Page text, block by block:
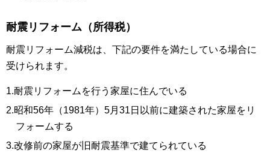
耐震リフォーム（所得税）
耐震リフォーム減税は、下記の要件を満たしている場合に
受けられます。
1.耐震リフォームを行う家屋に住んでいる
2.昭和56年（1981年）5月31日以前に建築された家屋をリ
フォームする
3.改修前の家屋が旧耐震基準で建てられている